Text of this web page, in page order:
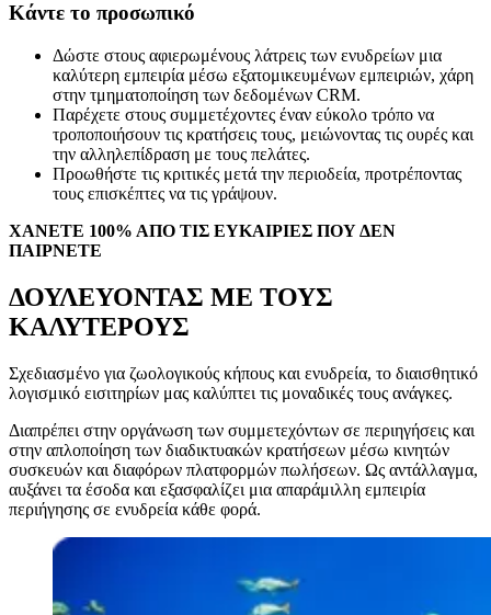
Κάντε το προσωπικό
Δώστε στους αφιερωμένους λάτρεις των ενυδρείων μια
καλύτερη εμπειρία μέσω εξατομικευμένων εμπειριών, χάρη
στην τμηματοποίηση των δεδομένων CRM.
Παρέχετε στους συμμετέχοντες έναν εύκολο τρόπο να
τροποποιήσουν τις κρατήσεις τους, μειώνοντας τις ουρές και
την αλληλεπίδραση με τους πελάτες.
Προωθήστε τις κριτικές μετά την περιοδεία, προτρέποντας
τους επισκέπτες να τις γράψουν.
ΧΑΝΕΤΕ 100% ΑΠΟ ΤΙΣ ΕΥΚΑΙΡΙΕΣ ΠΟΥ ΔΕΝ
ΠΑΙΡΝΕΤΕ
ΔΟΥΛΕΥΟΝΤΑΣ ΜΕ ΤΟΥΣ
ΚΑΛΥΤΕΡΟΥΣ
Σχεδιασμένο για ζωολογικούς κήπους και ενυδρεία, το διαισθητικό
λογισμικό εισιτηρίων μας καλύπτει τις μοναδικές τους ανάγκες.
Διαπρέπει στην οργάνωση των συμμετεχόντων σε περιηγήσεις και
στην απλοποίηση των διαδικτυακών κρατήσεων μέσω κινητών
συσκευών και διαφόρων πλατφορμών πωλήσεων. Ως αντάλλαγμα,
αυξάνει τα έσοδα και εξασφαλίζει μια απαράμιλλη εμπειρία
περιήγησης σε ενυδρεία κάθε φορά.